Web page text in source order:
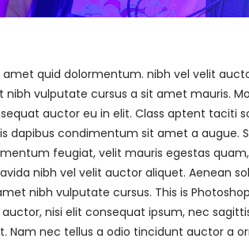
amet quid dolormentum. nibh vel velit
nibh vulputate cursus a sit amet mauris.
auctor eu in elit. Class aptent taciti
dapibus condimentum sit amet a augue.
feugiat, velit mauris egestas quam,
nibh vel velit auctor aliquet. Aenean
nibh vulputate cursus. This is
nisi elit consequat ipsum, nec
Nam nec tellus a odio tincidunt auctor a